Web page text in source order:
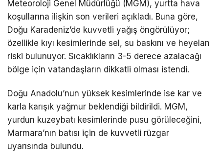
Meteoroloji Genel Müdürlüğü (MGM), yurtta hava
koşullarına ilişkin son verileri açıkladı. Buna göre,
Doğu Karadeniz’de kuvvetli yağış öngörülüyor;
özellikle kıyı kesimlerinde sel, su baskını ve heyelan
riski bulunuyor. Sıcaklıkların 3-5 derece azalacağı
bölge için vatandaşların dikkatli olması istendi.
Doğu Anadolu’nun yüksek kesimlerinde ise kar ve
karla karışık yağmur beklendiği bildirildi. MGM,
yurdun kuzeybatı kesimlerinde pusu görüleceğini,
Marmara’nın batısı için de kuvvetli rüzgar
uyarısında bulundu.